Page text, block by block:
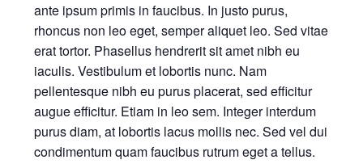
ante ipsum primis in faucibus. In justo purus,
rhoncus non leo eget, semper aliquet leo. Sed vitae
erat tortor. Phasellus hendrerit sit amet nibh eu
iaculis. Vestibulum et lobortis nunc. Nam
pellentesque nibh eu purus placerat, sed efficitur
augue efficitur. Etiam in leo sem. Integer interdum
purus diam, at lobortis lacus mollis nec. Sed vel dui
condimentum quam faucibus rutrum eget a tellus.